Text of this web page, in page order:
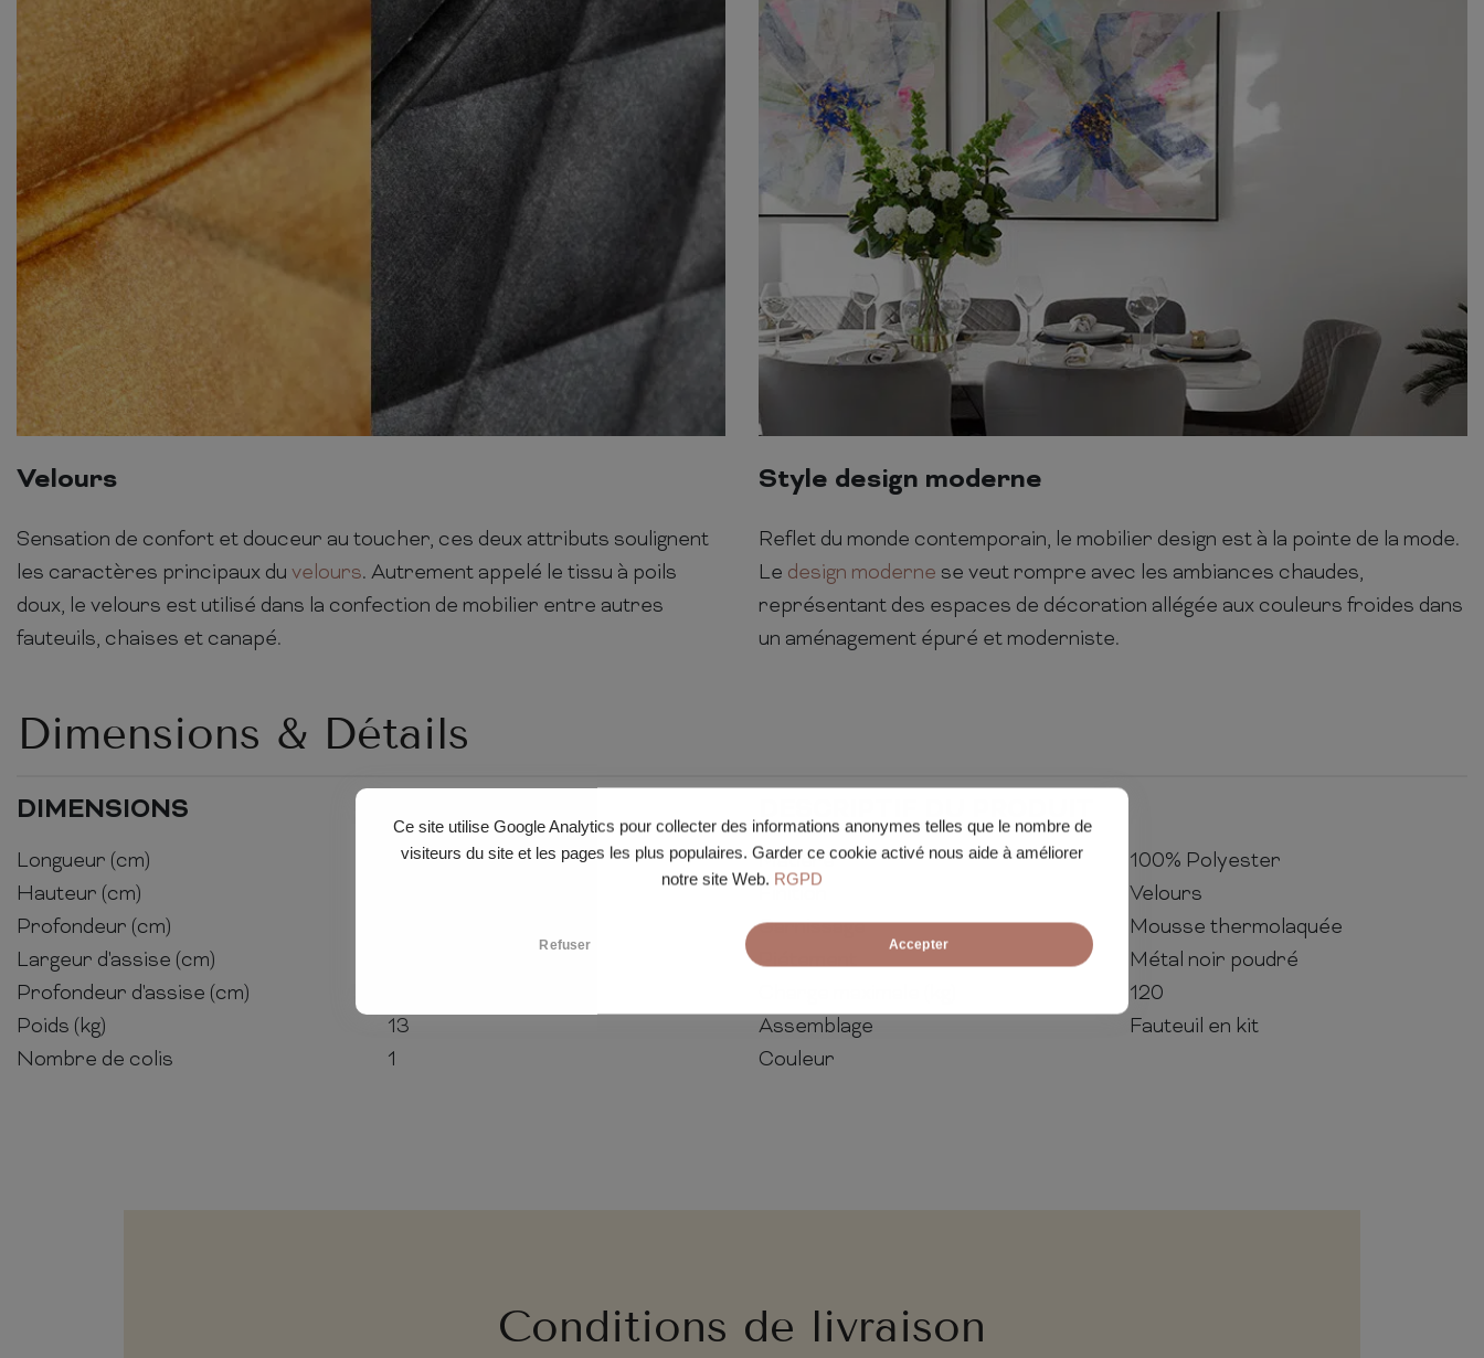
Ce site utilise Google Analytics pour collecter des informations anonymes telles que le nombre de
visiteurs du site et les pages les plus populaires. Garder ce cookie activé nous aide à améliorer
notre site Web. RGPD
Refuser Accepter
Velours
Sensation de confort et douceur au toucher, ces deux attributs soulignent
les caractères principaux du velours. Autrement appelé le tissu à poils
doux, le velours est utilisé dans la confection de mobilier entre autres
fauteuils, chaises et canapé.
Style design moderne
Reflet du monde contemporain, le mobilier design est à la pointe de la mode.
Le design moderne se veut rompre avec les ambiances chaudes,
représentant des espaces de décoration allégée aux couleurs froides dans
un aménagement épuré et moderniste.
Dimensions & Détails
DIMENSIONS
Longueur (cm)
71
Hauteur (cm)
Profondeur (cm)
Largeur d'assise (cm)
Profondeur d'assise (cm)
Poids (kg)
13
Nombre de colis
1
DESCRIPTIF DU PRODUIT
Matière
100% Polyester
Velours
Garnissage
Mousse thermolaquée
Piétement
Métal noir poudré
120
Assemblage
Fauteuil en kit
Couleur
Conditions de livraison